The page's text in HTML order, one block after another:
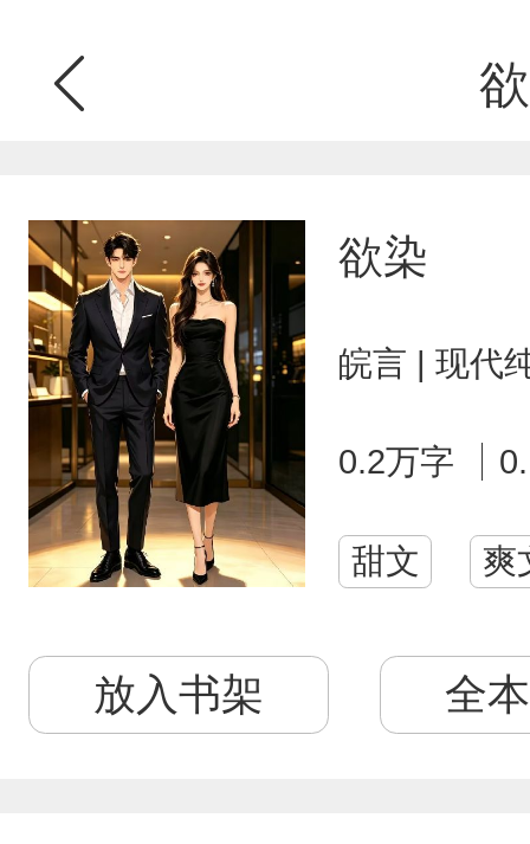
欲染
皖言 | 现代
0.2万字
甜文 爽
放入书架 全